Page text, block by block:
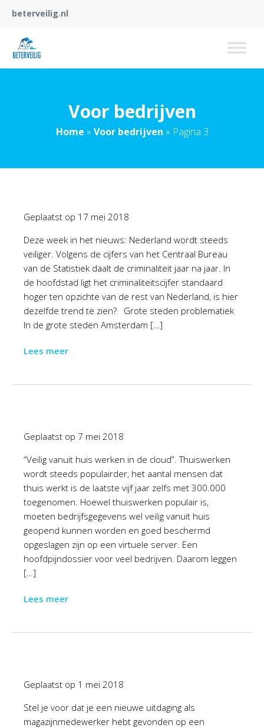
beterveilig.nl
Voor bedrijven
Home » Voor bedrijven » Pagina 3
Geplaatst op 17 mei 2018
Deze week in het nieuws: Nederland wordt steeds
veiliger. Volgens de cijfers van het Centraal Bureau
van de Statistiek daalt de criminaliteit jaar na jaar. In
de hoofdstad ligt het criminaliteitscijfer standaard
hoger ten opzichte van de rest van Nederland, is hier
dezelfde trend te zien? Grote steden problematiek
In de grote steden Amsterdam […]
Lees meer
Geplaatst op 7 mei 2018
“Veilig vanuit huis werken in de cloud”. Thuiswerken
wordt steeds populairder, het aantal mensen dat
thuis werkt is de laatste vijf jaar zelfs met 300.000
toegenomen. Hoewel thuiswerken populair is,
moeten bedrijfsgegevens wel veilig vanuit huis
geopend kunnen worden en goed beschermd
opgeslagen zijn op een virtuele server. Een
hoofdpijndossier voor veel bedrijven. Daarom leggen
[…]
Lees meer
Geplaatst op 1 mei 2018
Stel je voor dat je een nieuwe uitdaging als
magazijnmedewerker hebt gevonden op een